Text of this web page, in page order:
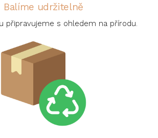
Balíme udržitelně
připravujeme s ohledem na přírodu.